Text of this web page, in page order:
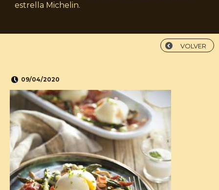
estrella Michelin.
VOLVER
09/04/2020